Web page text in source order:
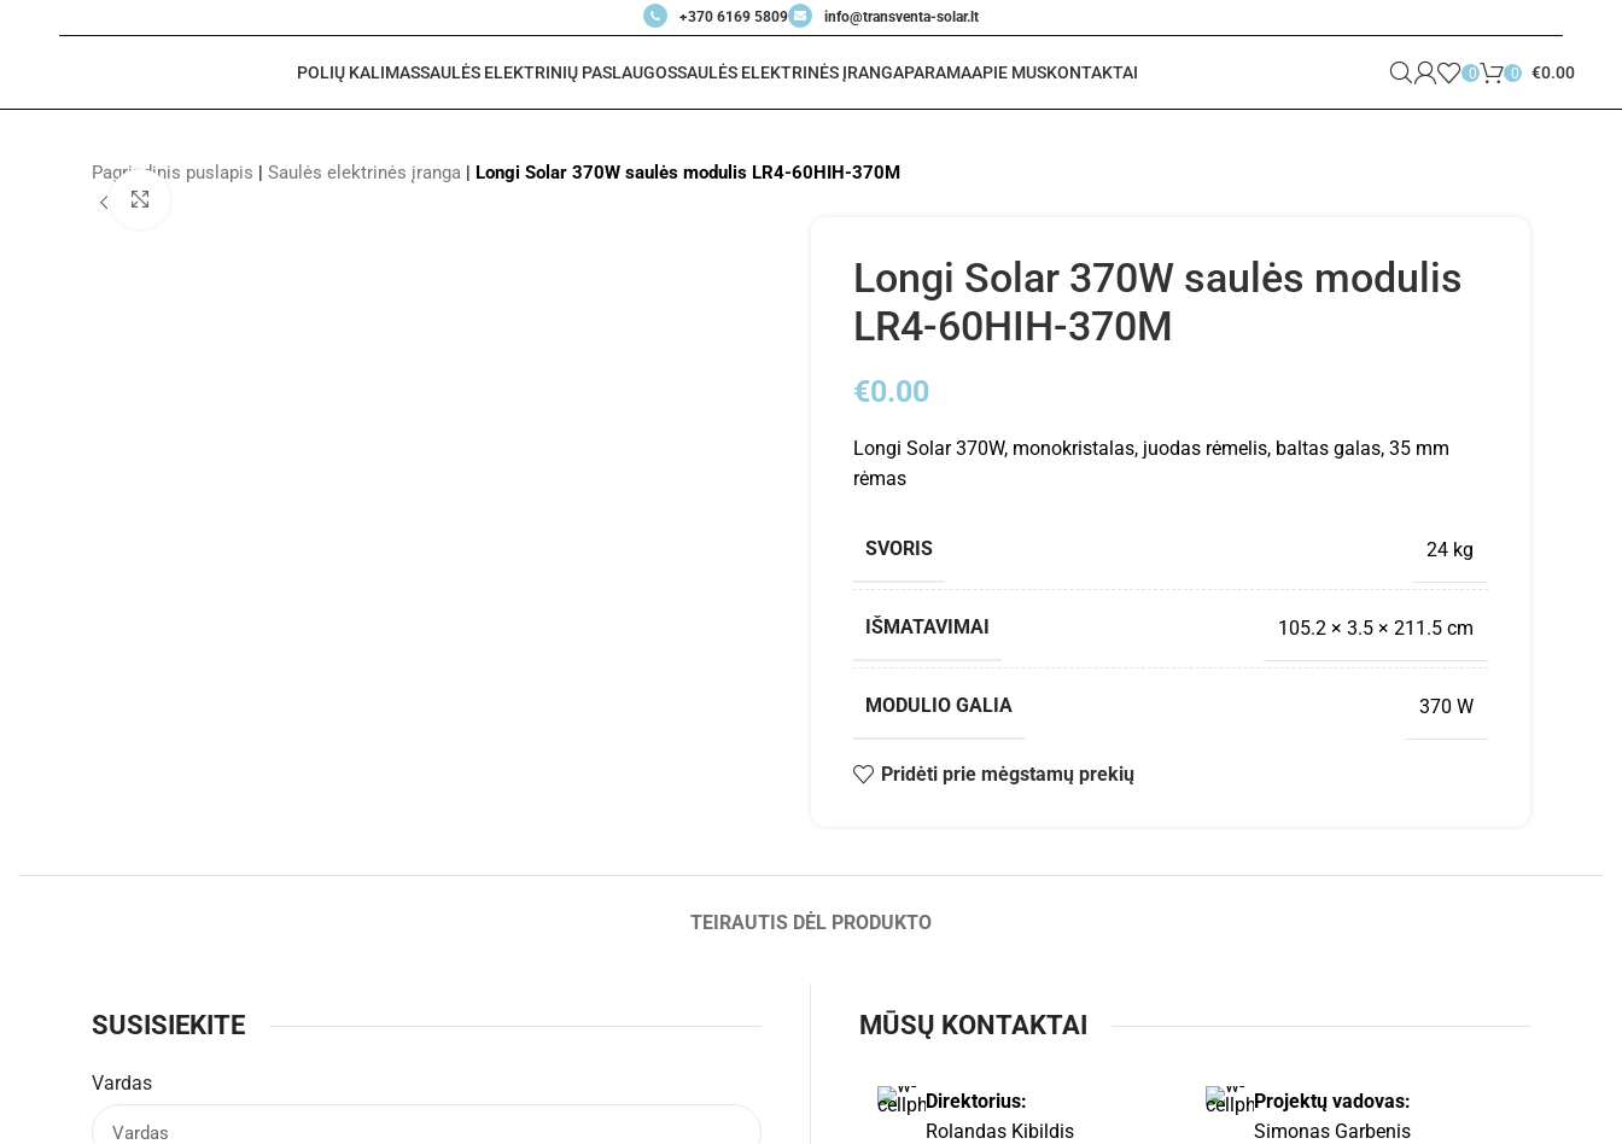
+370 6169 5809 info@transventa-solar.lt
POLIŲ KALIMASSAULĖS ELEKTRINIŲ PASLAUGOSSAULĖS ELEKTRINĖS ĮRANGAPARAMAAPIE MUSKONTAKTAI 0 0 €0.00
Pagrindinis puslapis | Saulės elektrinės įranga | Longi Solar 370W saulės modulis LR4-60HIH-370M
Longi Solar 370W saulės modulis
LR4-60HIH-370M
€0.00
Longi Solar 370W, monokristalas, juodas rėmelis, baltas galas, 35 mm
rėmas
SVORIS 24 kg
IŠMATAVIMAI 105.2 × 3.5 × 211.5 cm
MODULIO GALIA 370 W
Pridėti prie mėgstamų prekių
TEIRAUTIS DĖL PRODUKTO
SUSISIEKITE
Vardas
MŪSŲ KONTAKTAI
Direktorius:
Rolandas Kibildis
Projektų vadovas:
Simonas Garbenis